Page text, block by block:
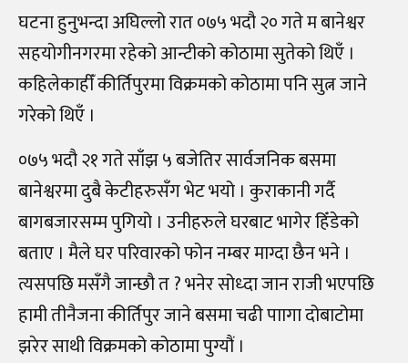
घटना हुनुभन्दा अघिल्लो रात ०७५ भदौ २० गते म बानेश्वर
सहयोगीनगरमा रहेको आन्टीको कोठामा सुतेको थिएँ ।
कहिलेकाहीँ कीर्तिपुरमा विक्रमको कोठामा पनि सुत्न जाने
गरेको थिएँ ।
०७५ भदौ २१ गते साँझ ५ बजेतिर सार्वजनिक बसमा
बानेश्वरमा दुबै केटीहरुसँग भेट भयो । कुराकानी गर्दै
बागबजारसम्म पुगियो । उनीहरुले घरबाट भागेर हिँडेको
बताए । मैले घर परिवारको फोन नम्बर माग्दा छैन भने ।
त्यसपछि मसँगै जान्छौ त ? भनेर सोध्दा जान राजी भएपछि
हामी तीनैजना कीर्तिपुर जाने बसमा चढी पाागा दोबाटोमा
झरेर साथी विक्रमको कोठामा पुग्यौं ।